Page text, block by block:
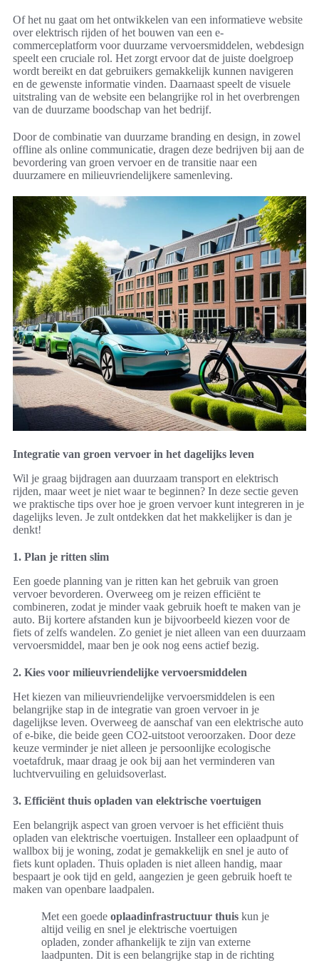
Of het nu gaat om het ontwikkelen van een informatieve website
over elektrisch rijden of het bouwen van een e-
commerceplatform voor duurzame vervoersmiddelen, webdesign
speelt een cruciale rol. Het zorgt ervoor dat de juiste doelgroep
wordt bereikt en dat gebruikers gemakkelijk kunnen navigeren
en de gewenste informatie vinden. Daarnaast speelt de visuele
uitstraling van de website een belangrijke rol in het overbrengen
van de duurzame boodschap van het bedrijf.
Door de combinatie van duurzame branding en design, in zowel
offline als online communicatie, dragen deze bedrijven bij aan de
bevordering van groen vervoer en de transitie naar een
duurzamere en milieuvriendelijkere samenleving.
Integratie van groen vervoer in het dagelijks leven
Wil je graag bijdragen aan duurzaam transport en elektrisch
rijden, maar weet je niet waar te beginnen? In deze sectie geven
we praktische tips over hoe je groen vervoer kunt integreren in je
dagelijks leven. Je zult ontdekken dat het makkelijker is dan je
denkt!
1. Plan je ritten slim
Een goede planning van je ritten kan het gebruik van groen
vervoer bevorderen. Overweeg om je reizen efficiënt te
combineren, zodat je minder vaak gebruik hoeft te maken van je
auto. Bij kortere afstanden kun je bijvoorbeeld kiezen voor de
fiets of zelfs wandelen. Zo geniet je niet alleen van een duurzaam
vervoersmiddel, maar ben je ook nog eens actief bezig.
2. Kies voor milieuvriendelijke vervoersmiddelen
Het kiezen van milieuvriendelijke vervoersmiddelen is een
belangrijke stap in de integratie van groen vervoer in je
dagelijkse leven. Overweeg de aanschaf van een elektrische auto
of e-bike, die beide geen CO2-uitstoot veroorzaken. Door deze
keuze verminder je niet alleen je persoonlijke ecologische
voetafdruk, maar draag je ook bij aan het verminderen van
luchtvervuiling en geluidsoverlast.
3. Efficiënt thuis opladen van elektrische voertuigen
Een belangrijk aspect van groen vervoer is het efficiënt thuis
opladen van elektrische voertuigen. Installeer een oplaadpunt of
wallbox bij je woning, zodat je gemakkelijk en snel je auto of
fiets kunt opladen. Thuis opladen is niet alleen handig, maar
bespaart je ook tijd en geld, aangezien je geen gebruik hoeft te
maken van openbare laadpalen.
Met een goede oplaadinfrastructuur thuis kun je
altijd veilig en snel je elektrische voertuigen
opladen, zonder afhankelijk te zijn van externe
laadpunten. Dit is een belangrijke stap in de richting